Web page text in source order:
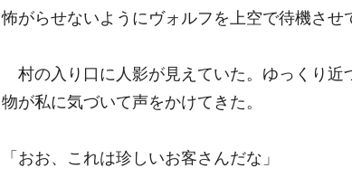
怖がらせないようにヴォルフを上空で待機させ
村の入り口に人影が見えていた。ゆっくり近
物が私に気づいて声をかけてきた。
「おお、これは珍しいお客さんだな」